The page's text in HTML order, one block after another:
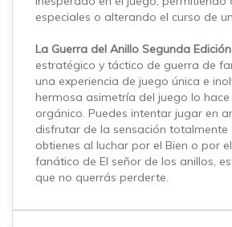
especiales o alterando el curso de
La Guerra del Anillo Segunda Edición
estratégico y táctico de guerra de
una experiencia de juego única e
hermosa asimetría del juego lo
orgánico. Puedes intentar jugar en
disfrutar de la sensación totalmente
obtienes al luchar por el Bien o por
fanático de El señor de los anillos,
que no querrás perderte.